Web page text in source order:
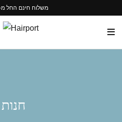
משלוח חינם החל מ-299
חנות